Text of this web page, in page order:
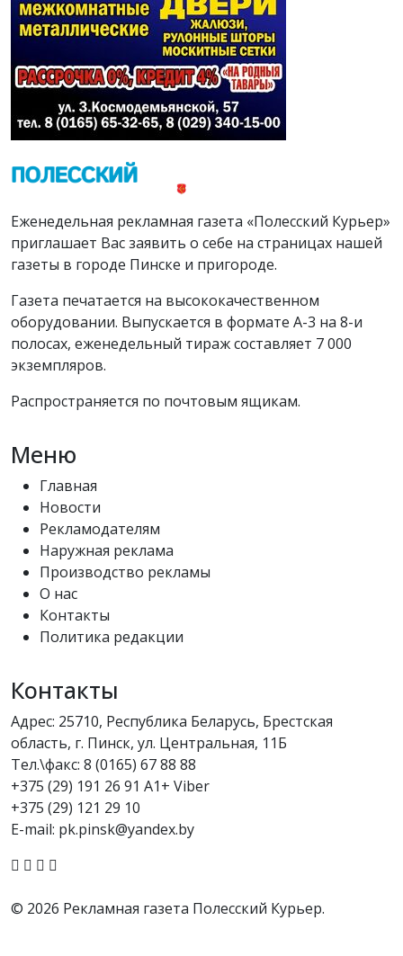
Еженедельная рекламная газета «Полесский Курьер»
приглашает Вас заявить о себе на страницах нашей
газеты в городе Пинске и пригороде.
Газета печатается на высококачественном
оборудовании. Выпускается в формате А-3 на 8-и
полосах, еженедельный тираж составляет 7 000
экземпляров.
Распространяется по почтовым ящикам.
Меню
Главная
Новости
Рекламодателям
Наружная реклама
Производство рекламы
О нас
Контакты
Политика редакции
Контакты
Адрес: 25710, Республика Беларусь, Брестская
область, г. Пинск, ул. Центральная, 11Б
Тел.\факс: 8 (0165) 67 88 88
+375 (29) 191 26 91 A1+ Viber
+375 (29) 121 29 10
E-mail: pk.pinsk@yandex.by
© 2026 Рекламная газета Полесский Курьер.